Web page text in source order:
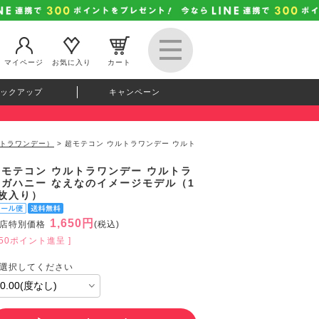
マイページ お気に入り カート
クアップ キャンペーン
ワンデー） > 超モテコン ウルトラワンデー ウルト
テコン ウルトラワンデー ウルトラ
ハニー なえなのイメージモデル（1
入り）
特別価格 1,650円 (税込)
ポイント進呈 ]